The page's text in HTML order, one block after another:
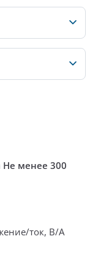
Не менее 300
ток, В/А